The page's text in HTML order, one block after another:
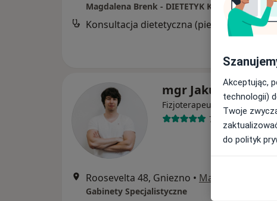
Magdalena Brenk - DIETETYK KLINICZNY
Konsultacja dietetyczna (pierwsza wizyta)
mgr Jakub
Fizjoterapeuta ·Więcej
748 opinii
Roosevelta 48, Gniezno • Mapa
Gabinety Specjalistyczne
Akceptując,
technologii)
Twoje
do polityk